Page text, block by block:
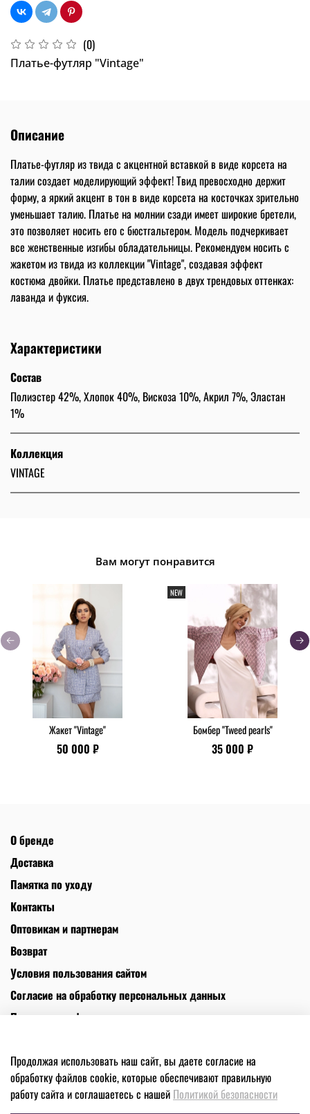
Платье-футляр "Vintage"
(0)
Описание
Платье-футляр из твида с акцентной вставкой в виде корсета на
талии создает моделирующий эффект! Твид превосходно держит
форму, а яркий акцент в тон в виде корсета на косточках зрительно
уменьшает талию. Платье на молнии сзади имеет широкие бретели,
это позволяет носить его с бюстгальтером. Модель подчеркивает
все женственные изгибы обладательницы. Рекомендуем носить с
жакетом из твида из коллекции "Vintage", создавая эффект
костюма двойки. Платье представлено в двух трендовых оттенках:
лаванда и фуксия.
Характеристики
Состав
Полиэстер 42%, Хлопок 40%, Вискоза 10%, Акрил 7%, Эластан
1%
Коллекция
VINTAGE
Вам могут понравится
Жакет "Vintage"
50 000 ₽
NEW
Бомбер "Tweed pearls"
35 000 ₽
О бренде
Доставка
Памятка по уходу
Контакты
Оптовикам и партнерам
Возврат
Условия пользования сайтом
Согласие на обработку персональных данных
Политика конфиденциальности
Телефон +7(925)545-30-60. Адрес: Москва, Киевская 2, 3 этаж ИП
Мартиросян. ИНН 502417345781
Продолжая использовать наш сайт, вы даете согласие на
обработку файлов cookie, которые обеспечивают правильную
работу сайта и соглашаетесь с нашей Политикой безопасности